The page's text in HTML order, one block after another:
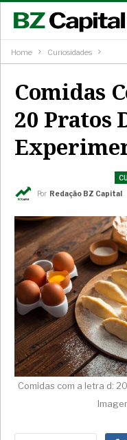
Home Curiosidades
Comidas
20 Pratos
Por Redação BZ Capital
Comidas com a letra d: